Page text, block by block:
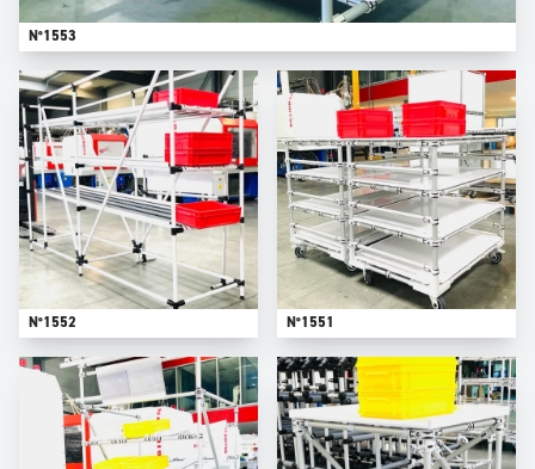
N°1553
N°1552 N°1551